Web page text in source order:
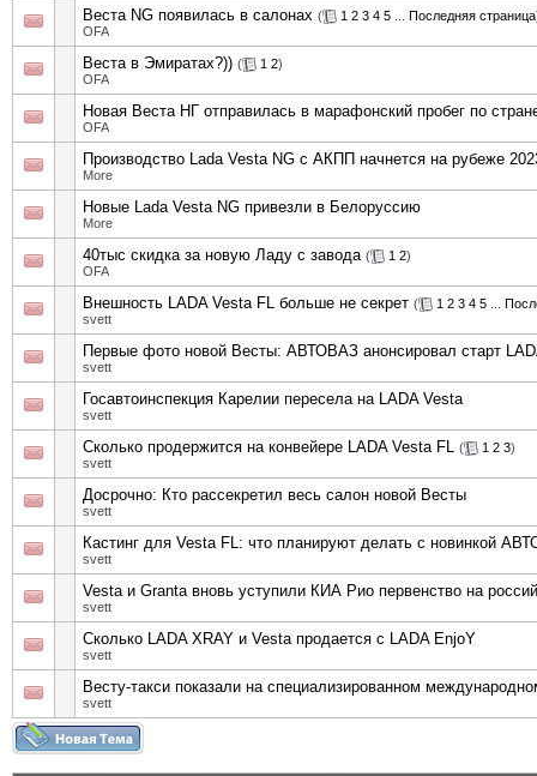
Веста NG появилась в салонах ( 1 2 3 4 5 Последняя страница
OFA
Веста в Эмиратах?)) ( 1 2)
OFA
Новая Веста НГ отправилась в марафонский пробег по
OFA
Производство Lada Vesta NG с АКПП начнется на рубеже
More
Новые Lada Vesta NG привезли в Белоруссию
More
40тыс скидка за новую Ладу с завода ( 1 2)
OFA
Внешность LADA Vesta FL больше не секрет ( 1 2 3 4 5
svett
Первые фото новой Весты: АВТОВАЗ анонсировал старт
svett
Госавтоинспекция Карелии пересела на LADA Vesta
svett
Сколько продержится на конвейере LADA Vesta FL ( 1 2 3)
svett
Досрочно: Кто рассекретил весь салон новой Весты
svett
Кастинг для Vesta FL: что планируют делать с новинкой
svett
Vesta и Granta вновь уступили КИА Рио первенство на
svett
Сколько LADA XRAY и Vesta продается с LADA EnjoY
svett
Весту-такси показали на специализированном
svett